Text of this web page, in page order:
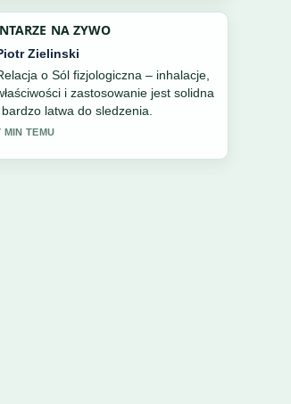
NA ZYWO
Zielinski
o Sól fizjologiczna – inhalacje,
i zastosowanie jest solidna
bardzo latwa do sledzenia.
MIN TEMU